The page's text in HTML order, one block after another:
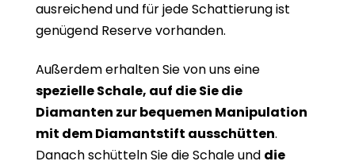
ausreichend und für jede Schattierung ist
genügend Reserve vorhanden.
Außerdem erhalten Sie von uns eine
spezielle Schale, auf die Sie die
Diamanten zur bequemen Manipulation
mit dem Diamantstift ausschütten.
Danach schütteln Sie die Schale und die